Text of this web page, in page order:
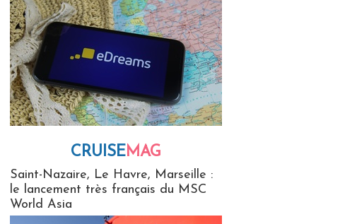
CRUISEMAG
Saint-Nazaire, Le Havre, Marseille :
le lancement très français du MSC
World Asia